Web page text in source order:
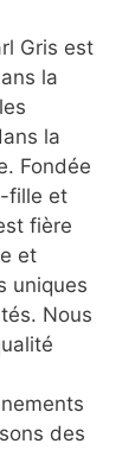
Gris est
la
la
Fondée
fille et
fière
et
uniques
Nous
des